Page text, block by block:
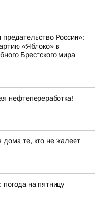
предательство России»:
«Яблоко» в
Брестского мира
нефтепереработка!
те, кто не жалеет
на пятницу